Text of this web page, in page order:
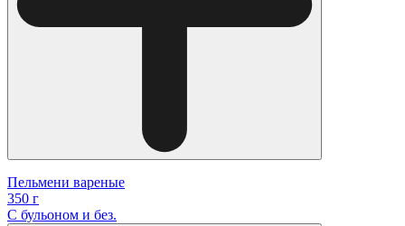
Пельмени вареные
350 г
С бульоном и без.